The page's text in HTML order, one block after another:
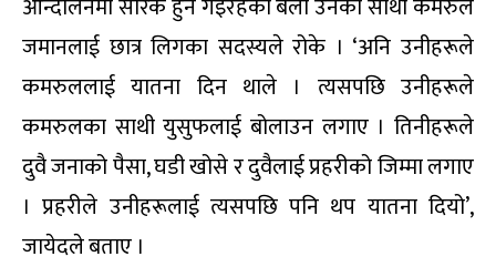
आन्दोलनमा सरिक हुन गइरहेका बेला उनका साथी कमरुल
जमानलाई छात्र लिगका सदस्यले रोके । ‘अनि उनीहरूले
कमरुललाई यातना दिन थाले । त्यसपछि उनीहरूले
कमरुलका साथी युसुफलाई बोलाउन लगाए । तिनीहरूले
दुवै जनाको पैसा, घडी खोसे र दुवैलाई प्रहरीको जिम्मा लगाए
। प्रहरीले उनीहरूलाई त्यसपछि पनि थप यातना दियो’,
जायेदले बताए ।